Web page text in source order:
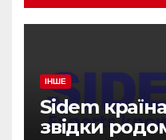
ІНШЕ
Sidem
звідки